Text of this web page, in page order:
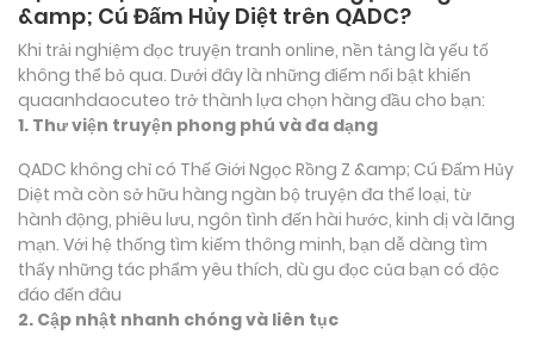
&amp; Cú Đấm Hủy Diệt trên QADC?
Khi trải nghiệm đọc truyện tranh online, nền tảng là yếu tố
không thể bỏ qua. Dưới đây là những điểm nổi bật khiến
quaanhdaocuteo trở thành lựa chọn hàng đầu cho bạn:
1. Thư viện truyện phong phú và đa dạng
QADC không chỉ có Thế Giới Ngọc Rồng Z &amp; Cú Đấm Hủy
Diệt mà còn sở hữu hàng ngàn bộ truyện đa thể loại, từ
hành động, phiêu lưu, ngôn tình đến hài hước, kinh dị và lãng
mạn. Với hệ thống tìm kiếm thông minh, bạn dễ dàng tìm
thấy những tác phẩm yêu thích, dù gu đọc của bạn có độc
đáo đến đâu
2. Cập nhật nhanh chóng và liên tục